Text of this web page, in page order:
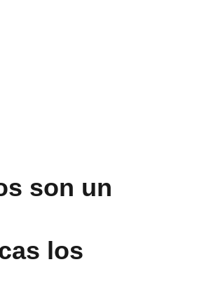
son un
los